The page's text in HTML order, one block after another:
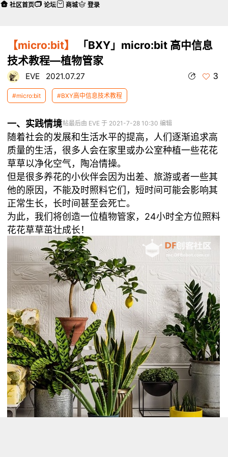
【micro:bit】
「BXY」micro:bit 高中信息
技术教程—植物管家
EVE 2021.07.27 3
#micro:bit #BXY高中信息技术教程
本帖最后由 EVE 于 2021-7-28 10:30 编辑
一、实践情境
随着社会的发展和生活水平的提高，人们逐渐追求高
质量的生活，很多人会在家里或办公室种植一些花花
草草以净化空气，陶冶情操。
但是很多养花的小伙伴会因为出差、旅游或者一些其
他的原因，不能及时照料它们，短时间可能会影响其
正常生长，长时间甚至会死亡。
为此，我们将创造一位植物管家，24小时全方位照料
花花草草茁壮成长！
社区首页 论坛 商城 登录